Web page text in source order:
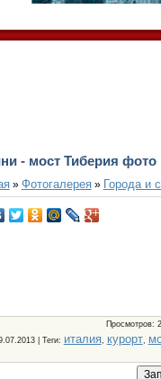
- мост Тиберия фото
» Фотогалерея» Города и
Просмотров:
| Теги: италия курорт,